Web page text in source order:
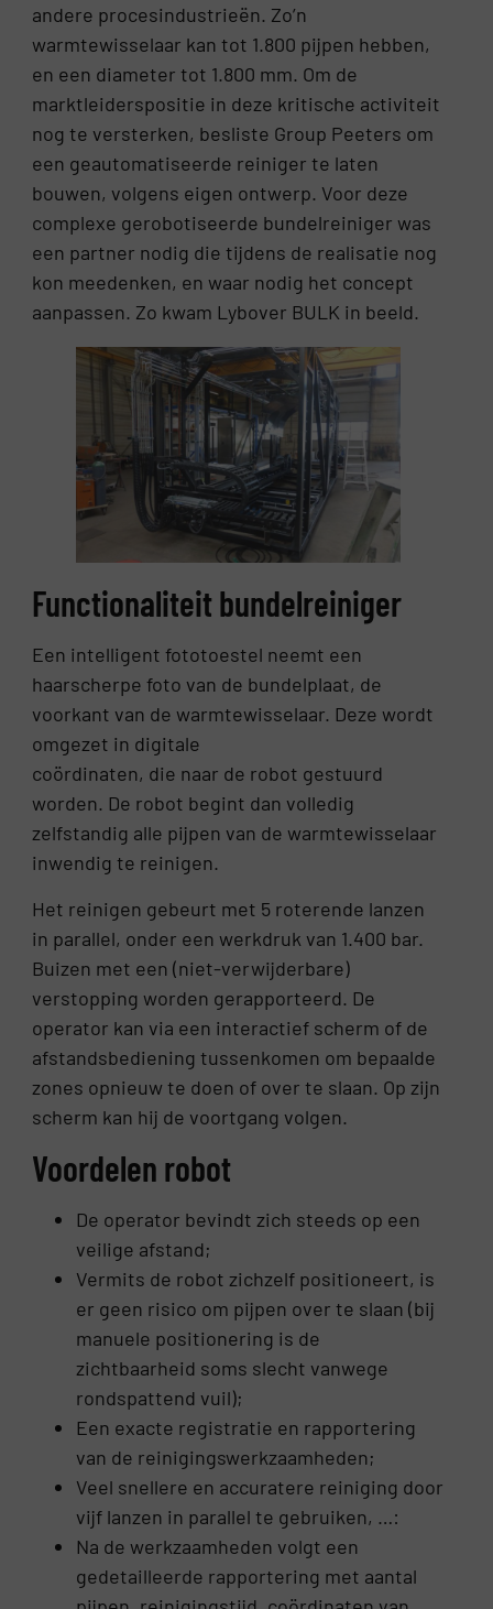
andere procesindustrieën. Zo’n
warmtewisselaar kan tot 1.800 pijpen hebben,
en een diameter tot 1.800 mm. Om de
marktleiderspositie in deze kritische activiteit
nog te versterken, besliste Group Peeters om
een geautomatiseerde reiniger te laten
bouwen, volgens eigen ontwerp. Voor deze
complexe gerobotiseerde bundelreiniger was
een partner nodig die tijdens de realisatie nog
kon meedenken, en waar nodig het concept
aanpassen. Zo kwam Lybover BULK in beeld.
Functionaliteit bundelreiniger
Een intelligent fototoestel neemt een
haarscherpe foto van de bundelplaat, de
voorkant van de warmtewisselaar. Deze wordt
omgezet in digitale
coördinaten, die naar de robot gestuurd
worden. De robot begint dan volledig
zelfstandig alle pijpen van de warmtewisselaar
inwendig te reinigen.
Het reinigen gebeurt met 5 roterende lanzen
in parallel, onder een werkdruk van 1.400 bar.
Buizen met een (niet-verwijderbare)
verstopping worden gerapporteerd. De
operator kan via een interactief scherm of de
afstandsbediening tussenkomen om bepaalde
zones opnieuw te doen of over te slaan. Op zijn
scherm kan hij de voortgang volgen.
Voordelen robot
De operator bevindt zich steeds op een
veilige afstand;
Vermits de robot zichzelf positioneert, is
er geen risico om pijpen over te slaan (bij
manuele positionering is de
zichtbaarheid soms slecht vanwege
rondspattend vuil);
Een exacte registratie en rapportering
van de reinigingswerkzaamheden;
Veel snellere en accuratere reiniging door
vijf lanzen in parallel te gebruiken, …:
Na de werkzaamheden volgt een
gedetailleerde rapportering met aantal